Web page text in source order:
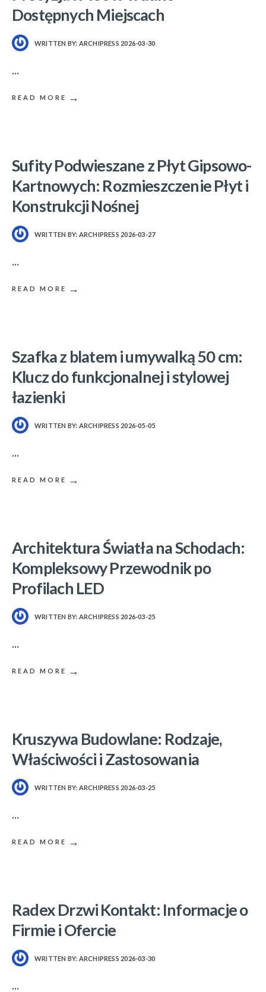
Dostępnych Miejscach
WRITTEN BY: ARCHIPRESS 2026-03-30
...
READ MORE →
Sufity Podwieszane z Płyt Gipsowo-
Kartnowych: Rozmieszczenie Płyt i
Konstrukcji Nośnej
WRITTEN BY: ARCHIPRESS 2026-03-27
...
READ MORE →
Szafka z blatem i umywalką 50 cm:
Klucz do funkcjonalnej i stylowej
łazienki
WRITTEN BY: ARCHIPRESS 2026-05-05
...
READ MORE →
Architektura Światła na Schodach:
Kompleksowy Przewodnik po
Profilach LED
WRITTEN BY: ARCHIPRESS 2026-03-25
...
READ MORE →
Kruszywa Budowlane: Rodzaje,
Właściwości i Zastosowania
WRITTEN BY: ARCHIPRESS 2026-03-25
...
READ MORE →
Radex Drzwi Kontakt: Informacje o
Firmie i Ofercie
WRITTEN BY: ARCHIPRESS 2026-03-30
...